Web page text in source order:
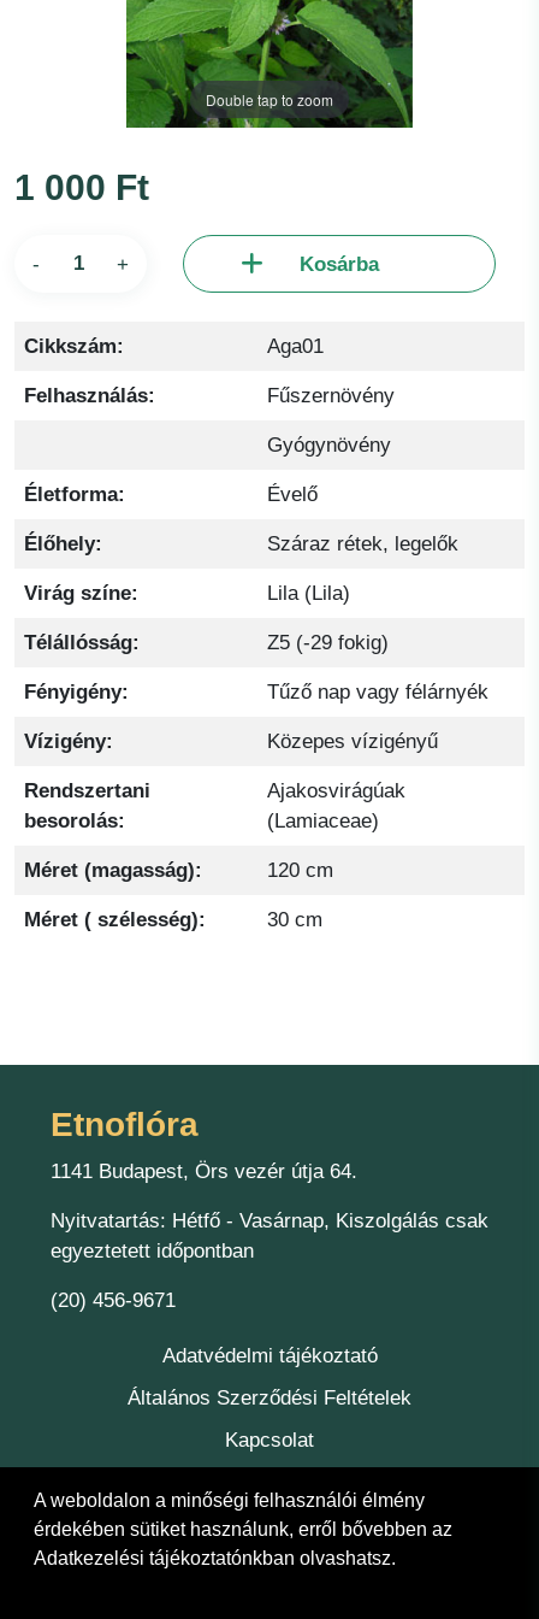
Double tap to zoom
1 000 Ft
- + Kosárba
Cikkszám: Aga01
Felhasználás: Fűszernövény
Gyógynövény
Életforma: Évelő
Élőhely: Száraz rétek, legelők
Virág színe: Lila (Lila)
Télállósság: Z5 (-29 fokig)
Fényigény: Tűző nap vagy félárnyék
Vízigény: Közepes vízigényű
Rendszertani
besorolás:
Ajakosvirágúak
(Lamiaceae)
Méret (magasság): 120 cm
Méret ( szélesség): 30 cm
Etnoflóra
1141 Budapest, Örs vezér útja 64.
Nyitvatartás: Hétfő - Vasárnap, Kiszolgálás csak
egyeztetett időpontban
(20) 456-9671
Adatvédelmi tájékoztató
Általános Szerződési Feltételek
Kapcsolat
A weboldalon a minőségi felhasználói élmény
érdekében sütiket használunk, erről bővebben az
Adatkezelési tájékoztatónkban olvashatsz.